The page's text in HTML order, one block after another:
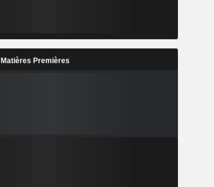
Matières Premières